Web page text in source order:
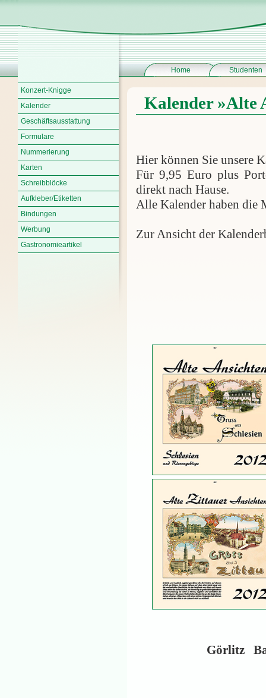
Home Studenten
Konzert-Knigge
Kalender
Geschäftsausstattung
Formulare
Nummerierung
Karten
Schreibblöcke
Aufkleber/Etiketten
Bindungen
Werbung
Gastronomieartikel
Kalender »Alte
Hier können Sie unsere
Für 9,95 Euro plus
direkt nach Hause.
Alle Kalender haben die
Zur Ansicht der
Görlitz